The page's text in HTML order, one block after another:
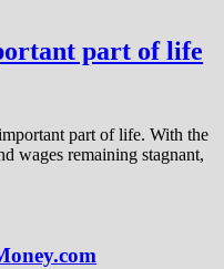
part of life
part of life. With the
wages remaining stagnant,